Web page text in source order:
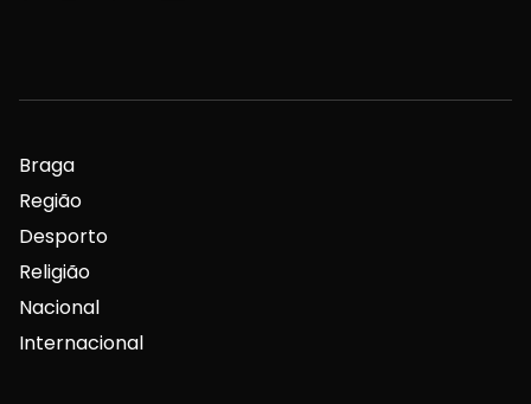
Braga
Região
Desporto
Religião
Nacional
Internacional